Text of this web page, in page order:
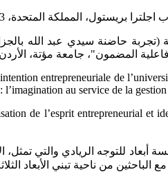
المتحدة، 23-25 سبتمبر 2014. ص.7.
جامعة ‏مؤتة، الأردن، 29-30 ماي 2014، ص.
entrepreneuriale de
l’imagination au service de la
de l’esprit entrepreneurial et
الباحثين ‏من ناحية تبني الأبعاد